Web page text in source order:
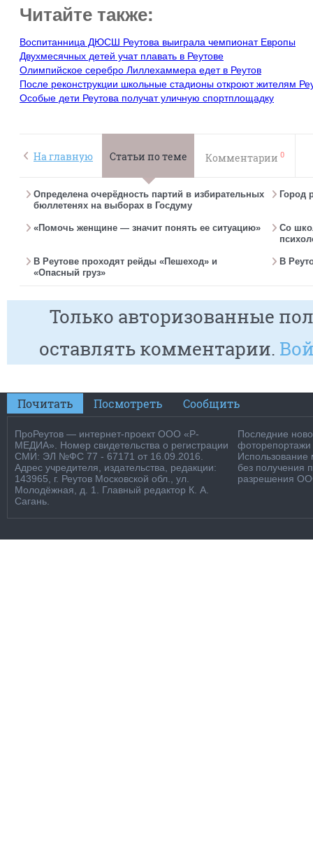
Читайте также:
Воспитанница ДЮСШ Реутова выиграла чемпионат Европы
Двухмесячных детей учат плавать в Реутове
Олимпийское серебро Лиллехаммера едет в Реутов
После реконструкции школьные стадионы откроют жителям
Особые дети Реутова получат уличную спортплощадку
На главную Статьи по теме Комментарии 0
Определена очерёдность партий в избирательных
бюллетенях на выборах в Госдуму
Город
«Помочь женщине — значит понять ее ситуацию»
Со
В Реутове проходят рейды «Пешеход» и
«Опасный груз»
В
Только авторизованные
оставлять комментарии.
Почитать Посмотреть Сообщить
ПроРеутов — интернет-проект ООО «Р-
МЕДИА». Номер свидетельства о регистрации
СМИ: ЭЛ №ФС 77 - 67171 от 16.09.2016.
Адрес учредителя, издательства, редакции:
143965, г. Реутов Московской обл., ул.
Молодёжная, д. 1. Главный редактор К. А.
Сагань.
Последние
фоторепортажи
Использование
без получения
разрешения